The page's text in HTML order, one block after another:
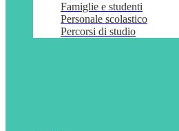
Famiglie e studenti
Personale scolastico
Percorsi di studio